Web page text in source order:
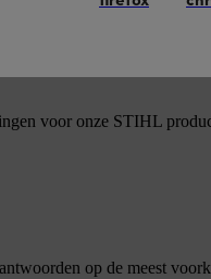
voor onze STIHL
op de meest